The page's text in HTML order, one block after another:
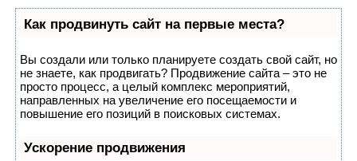
Как продвинуть сайт на первые места?
Вы создали или только планируете создать свой сайт, но
не знаете, как продвигать? Продвижение сайта – это не
просто процесс, а целый комплекс мероприятий,
направленных на увеличение его посещаемости и
повышение его позиций в поисковых системах.
Ускорение продвижения